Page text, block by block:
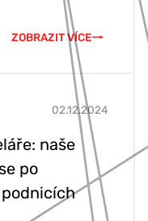
ZOBRAZIT VÍCE
naše
po
02.12.2024